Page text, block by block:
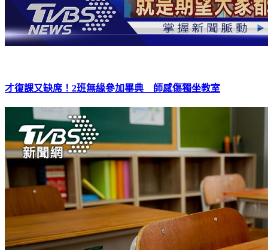
才復課又缺席！2班無緣參加畢典 師感傷獨坐教室